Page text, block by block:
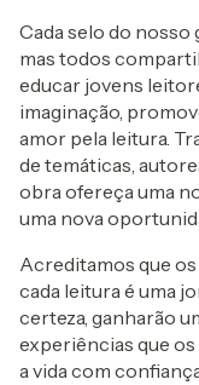
Cada selo do
mas todos
educar jovens
imaginação,
amor pela leitura.
de temáticas,
obra ofereça uma
uma nova
Acreditamos que
cada leitura é uma
certeza, ganharão
experiências que
a vida com